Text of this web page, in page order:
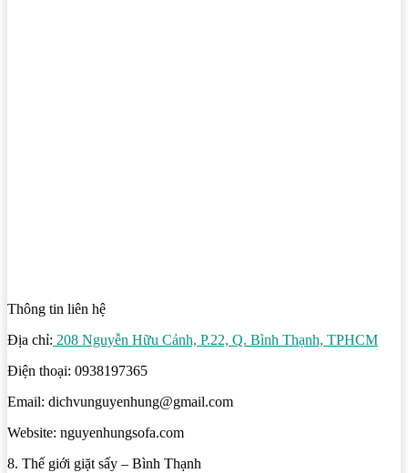
Thông tin liên hệ
Địa chỉ: 208 Nguyễn Hữu Cảnh, P.22, Q. Bình Thạnh, TPHCM
Điện thoại: 0938197365
Email: dichvunguyenhung@gmail.com
Website: nguyenhungsofa.com
8. Thế giới giặt sấy – Bình Thạnh